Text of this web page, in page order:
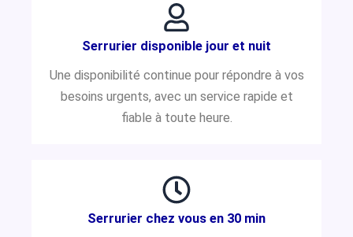
Serrurier disponible jour et nuit
Une disponibilité continue pour répondre à vos
besoins urgents, avec un service rapide et
fiable à toute heure.
Serrurier chez vous en 30 min